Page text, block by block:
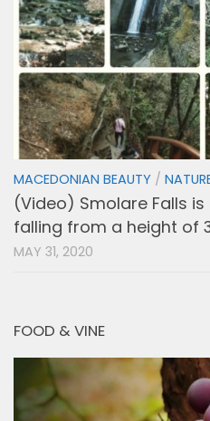
MACEDONIAN BEAUTY /
(Video) Smolare Falls
falling from a height of
MAY 31, 2020
FOOD & VINE